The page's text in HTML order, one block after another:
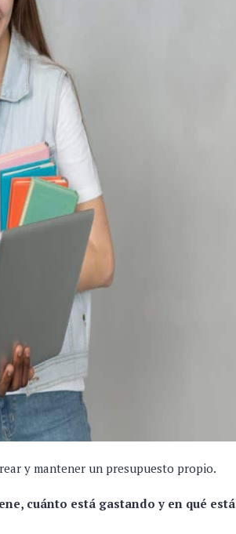
y mantener un presupuesto propio.
cuánto está gastando y en qué está